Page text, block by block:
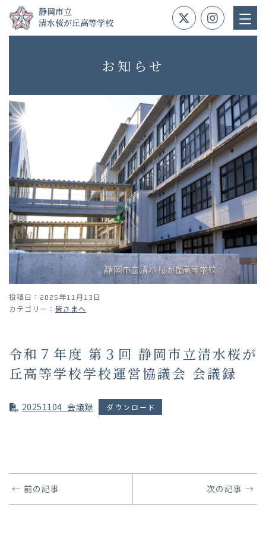
Skip
to
content
静岡市立
清水桜が丘高等学校
お知らせ
投稿日：2025年11月13日
皆さまへ
令和７年度 第３回 静岡市立清水桜が
丘高等学校学校運営協議会 会議録
20251104_会議録 ダウンロード
前の記事 次の記事